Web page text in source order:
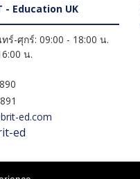
- Education UK
ร์-ศุกร์: 09:00 - 18:00 น.
น.
ed.com
ed